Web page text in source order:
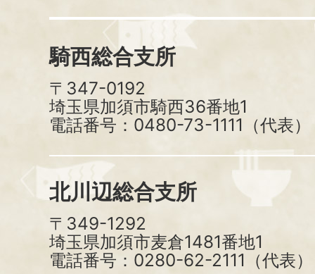
騎西総合支所
〒347-0192
埼玉県加須市騎西36番地1
電話番号：0480-73-1111（代表）
北川辺総合支所
〒349-1292
埼玉県加須市麦倉1481番地1
電話番号：0280-62-2111（代表）